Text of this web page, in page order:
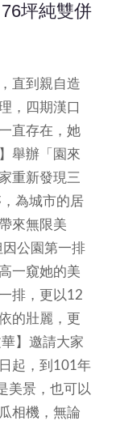
坪純雙併
直到親自造
，四期漢口
直存在，她
舉辦「園來
重新發現三
為城市的居
來無限美
公園第一排
一窺她的美
排，更以12
的壯麗，更
華】邀請大家
起，到101年
美景，也可以
相機，無論